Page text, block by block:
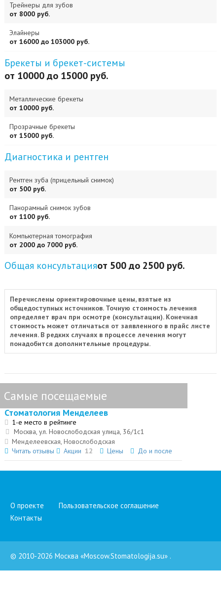
Трейнеры для зубов
от 8000 руб.
Элайнеры
от 16000 до 103000 руб.
Брекеты и брекет-системы
от 10000 до 15000 руб.
Металлические брекеты
от 10000 руб.
Прозрачные брекеты
от 15000 руб.
Диагностика и рентген
Рентген зуба (прицельный снимок)
от 500 руб.
Панорамный снимок зубов
от 1100 руб.
Компьютерная томография
от 2000 до 7000 руб.
Общая консультацияот 500 до 2500 руб.
Перечислены ориентировочные цены, взятые из
общедоступных источников. Точную стоимость лечения
определяет врач при осмотре (консультации). Конечная
стоимость может отличаться от заявленного в прайс листе
лечения. В редких случаях в процессе лечения могут
понадобится дополнительные процедуры.
Самые посещаемые
Стоматология Менделеев
1-е место в рейтинге
Москва, ул. Новослободская улица, 36/1с1
Менделеевская, Новослободская
Читать отзывы
Акции 12 Цены До и после
О проекте
Пользовательское соглашение
Контакты
© 2010-2026 Москва «Moscow.Stomatologija.su» .